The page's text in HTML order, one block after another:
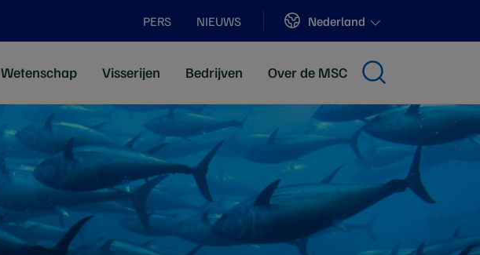
PERS NIEUWS Sites
Nederland
Wetenschap Visserijen Bedrijven Over de MSC